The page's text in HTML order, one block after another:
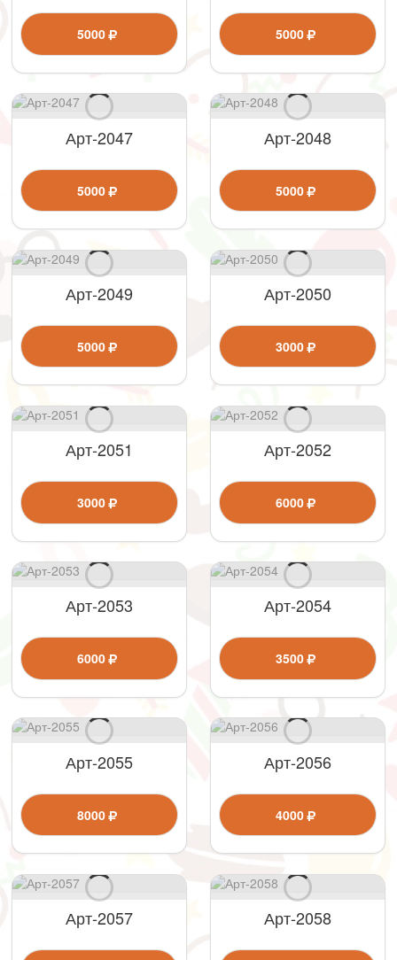
5000 5000
Арт-2047
5000
Арт-2048
5000
Арт-2049
5000
Арт-2050
3000
Арт-2051
3000
Арт-2052
6000
Арт-2053
6000
Арт-2054
3500
Арт-2055
8000
Арт-2056
4000
Арт-2057 Арт-2058